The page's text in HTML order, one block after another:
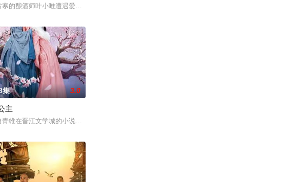
天恨意，在屠刀落
过摸排、勘查等传统刑侦手段，接连破获数起重案要
主横尸戏台，将冷血少帅许又安与昆曲名伶荣筱楠推向不死不休的对立绝境。而他们不知，对方
寒的酿酒师叶小唯遭遇爱人程桉、恩师林晚媚的双重背叛。她从恨意中涅槃重生，借私生女桑落的身份
搭档，侦破阎王
林院的奇女子。十年前的她被他从死人堆里救出来，蓬头
属性，请求老炮儿顾炎带自己用程序员身份卧底电诈集团以求查出未婚妻离奇死亡的真相。两人
集 3.0
主
帷在晋江文学城的小说《平阳公主》。